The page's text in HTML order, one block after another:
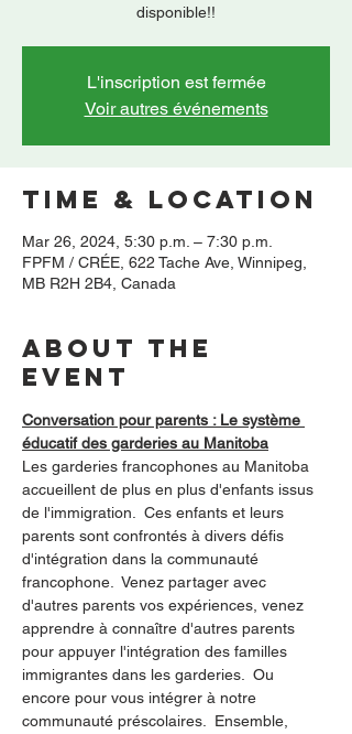
disponible!!
L'inscription est fermée
Voir autres événements
Time & Location
Mar 26, 2024, 5:30 p.m. – 7:30 p.m.
FPFM / CRÉE, 622 Tache Ave, Winnipeg,
MB R2H 2B4, Canada
About the
event
Conversation pour parents : Le système
éducatif des garderies au Manitoba
Les garderies francophones au Manitoba
accueillent de plus en plus d'enfants issus
de l'immigration.  Ces enfants et leurs
parents sont confrontés à divers défis
d'intégration dans la communauté
francophone.  Venez partager avec
d'autres parents vos expériences, venez
apprendre à connaître d'autres parents
pour appuyer l'intégration des familles
immigrantes dans les garderies.  Ou
encore pour vous intégrer à notre
communauté préscolaires.  Ensemble,